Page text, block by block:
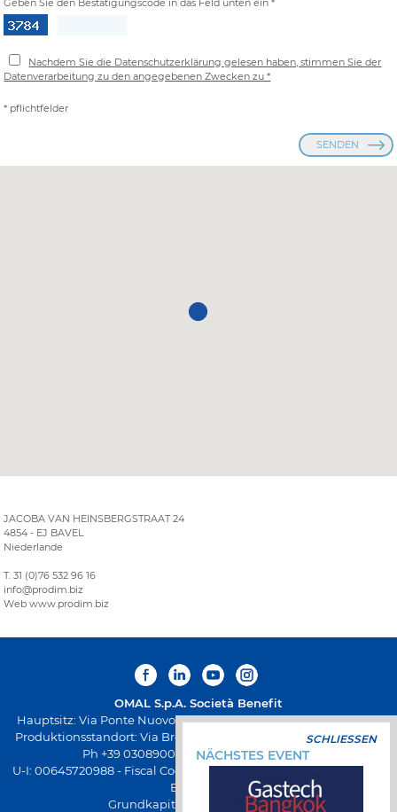
Geben Sie den Bestätigungscode in das Feld unten ein *
Nachdem Sie die Datenschutzerklärung gelesen haben, stimmen Sie der
Datenverarbeitung zu den angegebenen Zwecken zu *
* pflichtfelder
SENDEN
JACOBA VAN HEINSBERGSTRAAT 24
4854 - EJ BAVEL
Niederlande
T. 31 (0)76 532 96 16
info@prodim.biz
Web www.prodim.biz
OMAL S.p.A. Società Benefit
Hauptsitz: Via Ponte Nuovo 11, Rodengo Saiano (Brescia) Italien
Produktionsstandort: Via Brognolo 12, Passirano (Brescia) Italien
Ph +39 0308900145 Fax +39 0308900423
U-I: 00645720988 - Fiscal Code: 01661640175 - REA-Registrierung
BS-258271
Grundkapital € 500.000,00 v.e.
SCHLIESSEN
NÄCHSTES EVENT